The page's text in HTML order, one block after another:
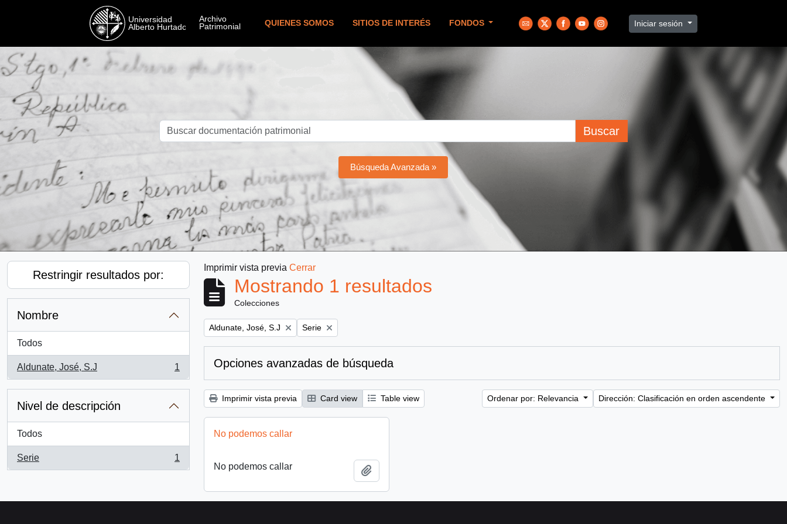
QUIENES SOMOS SITIOS DE INTERÉS FONDOS Iniciar sesión
Buscar
Búsqueda Avanzada »
Restringir resultados por:
Nombre
Todos
Aldunate, José, S.J
, 1 resultados
1
Nivel de descripción
Todos
Serie
, 1 resultados
1
Imprimir vista previa Cerrar
Mostrando 1 resultados
Colecciones
Remove filter:
Aldunate, José, S.J Remove filter:
Serie
Opciones avanzadas de búsqueda
Imprimir vista previa Card view Table view Ordenar por: Relevancia Dirección: Clasificación en orden ascendente
No podemos callar
No podemos callar